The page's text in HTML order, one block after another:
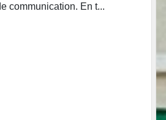
communication. En t...